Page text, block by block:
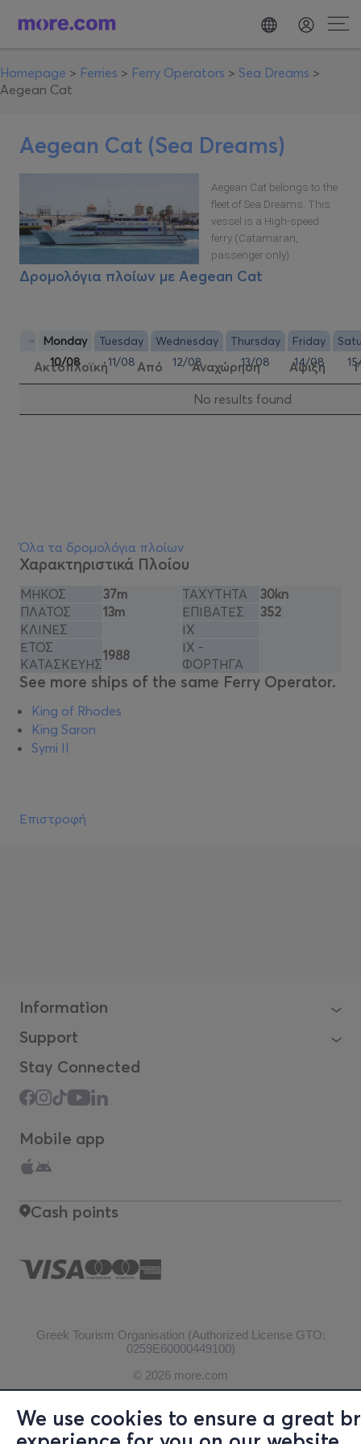
We use cookies to ensure a great
Homepage > Ferries > Ferry Operators > Sea Dreams >
Aegean Cat
Aegean Cat (Sea Dreams)
Aegean Cat belongs to the
fleet of Sea Dreams. This
vessel is a High-speed
ferry (Catamaran,
passenger only)
Δρομολόγια πλοίων με Aegean Cat
«
Monday
10/08
Tuesday
11/08
Wednesday
12/08
Thursday
13/08
Friday
14/08
Ακτοπλοϊκή Από Αναχώρηση Αφιξη
Νo results found
Όλα τα δρομολόγια πλοίων
Χαρακτηριστικά Πλοίου
ΜΗΚΟΣ 37m ΤΑΧΥΤΗΤΑ
30kn
ΠΛΑΤΟΣ
13m ΕΠΙΒΑΤΕΣ
352
ΚΛΙΝΕΣ
ΙΧ
ΕΤΟΣ
ΚΑΤΑΣΚΕΥΗΣ
1988
ΙΧ -
ΦΟΡΤΗΓΑ
See more ships of the same Ferry Operator.
King of Rhodes
King Saron
Symi II
Επιστροφή
Cash points
Information
Support
Stay Connected
Mobile app
Greek Tourism Organisation (Authorized License GTO:
0259Ε60000449100)
© 2026 more.com